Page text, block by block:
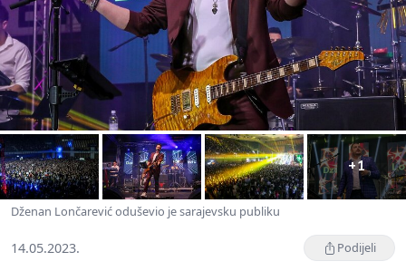
+1
Dženan Lončarević oduševio je sarajevsku publiku
14.05.2023. Podijeli